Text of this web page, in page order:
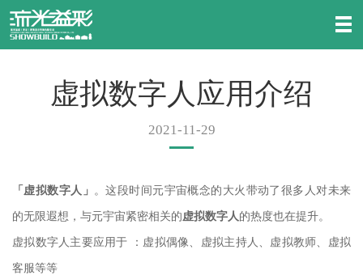
虚拟数字人应用介绍
2021-11-29
「虚拟数字人 」 。这段时间元宇宙概念的大火带动了很多人对未来
的无限遐想，与元宇宙紧密相关的虚拟数字人 的热度也在提升。
虚拟数字人主要应用于 ：虚拟偶像、虚拟主持人、虚拟教师、虚拟
客服等等